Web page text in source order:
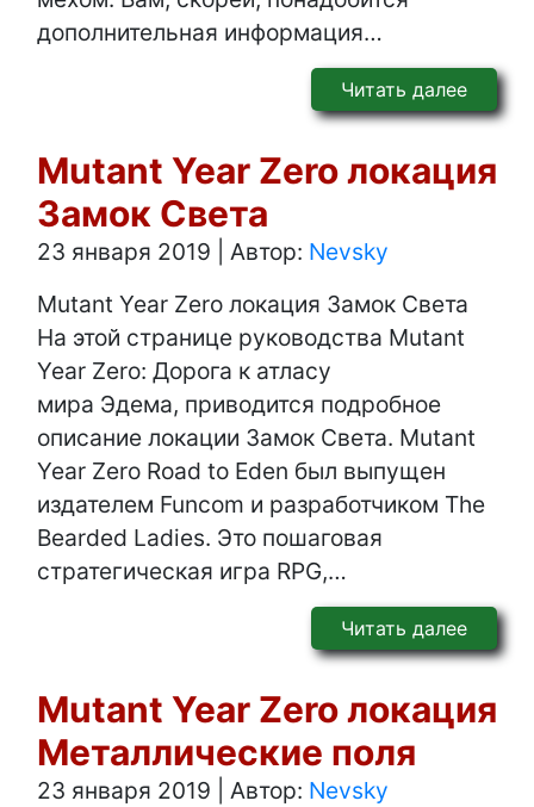
дополнительная информация…
Читать далее
Mutant Year Zero локация
Замок Света
23 января 2019 Автор: Nevsky
Mutant Year Zero локация Замок Света
На этой странице руководства Mutant
Year Zero: Дорога к атласу
мира Эдема, приводится подробное
описание локации Замок Света. Mutant
Year Zero Road to Eden был выпущен
издателем Funcom и разработчиком The
Bearded Ladies. Это пошаговая
стратегическая игра RPG,…
Читать далее
Mutant Year Zero локация
Металлические поля
23 января 2019 Автор: Nevsky